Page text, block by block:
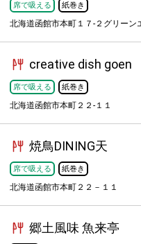
席で吸える 紙巻き
北海道函館市本町１７-２グリー
creative dish goen
席で吸える 紙巻き
北海道函館市本町２２-１１
焼鳥DINING天
席で吸える 紙巻き
北海道函館市本町２２－１１
郷土風味 魚来亭